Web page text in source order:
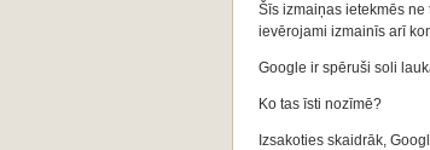
Šīs izmaiņas ietekmēs
ievērojami izmainīs arī
Google ir spēruši soli
Ko tas īsti nozīmē?
Izsakoties skaidrāk,